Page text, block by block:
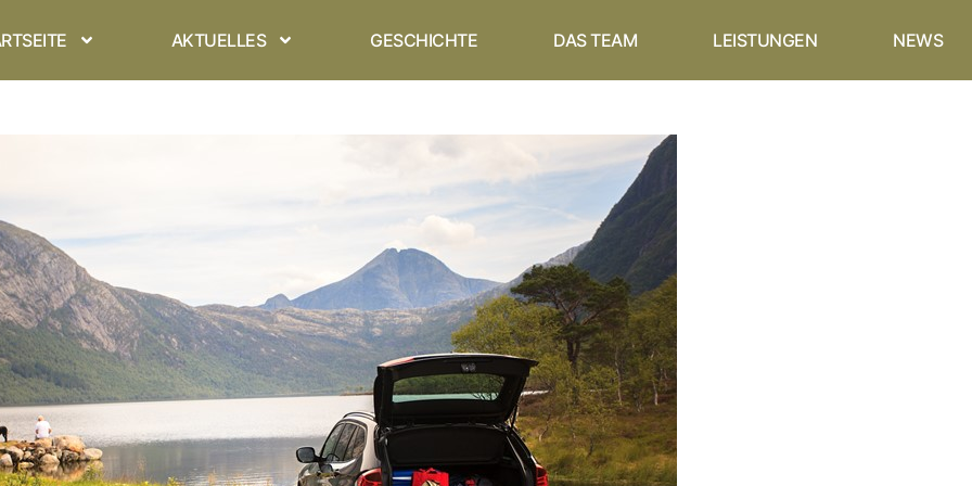
AKTUELLES GESCHICHTE DAS TEAM LEISTUNGEN NEWS